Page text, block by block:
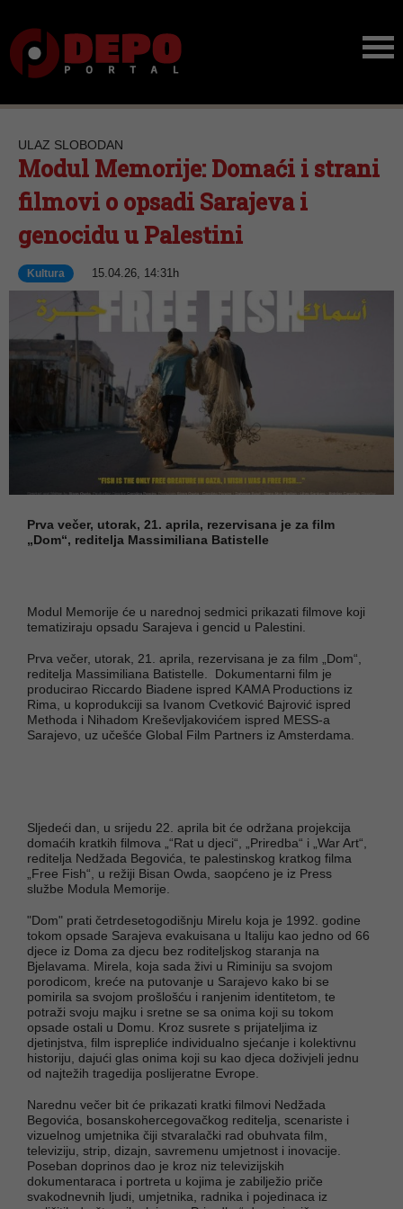
ULAZ SLOBODAN
Modul Memorije: Domaći i strani
filmovi o opsadi Sarajeva i
genocidu u Palestini
Kultura 15.04.26, 14:31h
Prva večer, utorak, 21. aprila, rezervisana je za film
„Dom“, reditelja Massimiliana Batistelle
Modul Memorije će u narednoj sedmici prikazati filmove koji
tematiziraju opsadu Sarajeva i gencid u Palestini.
Prva večer, utorak, 21. aprila, rezervisana je za film „Dom“,
reditelja Massimiliana Batistelle. Dokumentarni film je
producirao Riccardo Biadene ispred KAMA Productions iz
Rima, u koprodukciji sa Ivanom Cvetković Bajrović ispred
Methoda i Nihadom Kreševljakovićem ispred MESS-a
Sarajevo, uz učešće Global Film Partners iz Amsterdama.
Sljedeći dan, u srijedu 22. aprila bit će održana projekcija
domaćih kratkih filmova „“Rat u djeci“, „Priredba“ i „War Art“,
reditelja Nedžada Begovića, te palestinskog kratkog filma
„Free Fish“, u režiji Bisan Owda, saopćeno je iz Press
službe Modula Memorije.
"Dom" prati četrdesetogodišnju Mirelu koja je 1992. godine
tokom opsade Sarajeva evakuisana u Italiju kao jedno od 66
djece iz Doma za djecu bez roditeljskog staranja na
Bjelavama. Mirela, koja sada živi u Riminiju sa svojom
porodicom, kreće na putovanje u Sarajevo kako bi se
pomirila sa svojom prošlošću i ranjenim identitetom, te
potraži svoju majku i sretne se sa onima koji su tokom
opsade ostali u Domu. Kroz susrete s prijateljima iz
djetinjstva, film isprepliće individualno sjećanje i kolektivnu
historiju, dajući glas onima koji su kao djeca doživjeli jednu
od najtežih tragedija poslijeratne Evrope.
Narednu večer bit će prikazati kratki filmovi Nedžada
Begovića, bosanskohercegovačkog reditelja, scenariste i
vizuelnog umjetnika čiji stvaralački rad obuhvata film,
televiziju, strip, dizajn, savremenu umjetnost i inovacije.
Poseban doprinos dao je kroz niz televizijskih
dokumentaraca i portreta u kojima je zabilježio priče
svakodnevnih ljudi, umjetnika, radnika i pojedinaca iz